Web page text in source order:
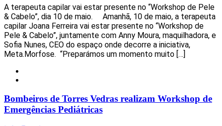
A terapeuta capilar vai estar presente no “Workshop de Pele
& Cabelo”, dia 10 de maio. Amanhã, 10 de maio, a terapeuta
capilar Joana Ferreira vai estar presente no “Workshop de
Pele & Cabelo”, juntamente com Anny Moura, maquilhadora, e
Sofia Nunes, CEO do espaço onde decorre a iniciativa,
Meta.Morfose. “Preparámos um momento muito […]
Bombeiros de Torres Vedras realizam Workshop de
Emergências Pediátricas